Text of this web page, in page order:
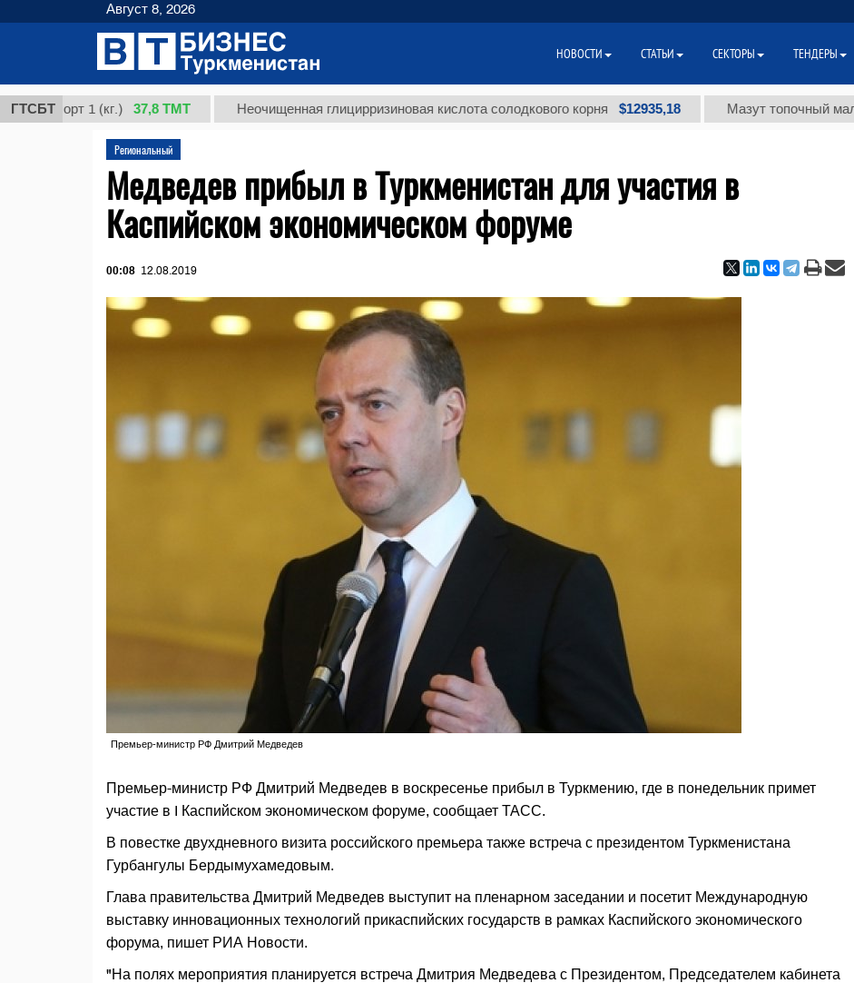
ГТСБТ
сорт 1 (кг.) 37,8 ТМТ Неочищенная глицирризиновая кислота солодкового корня $12935,18 Мазут топочный
Региональный
Медведев прибыл в Туркменистан для участия в
Каспийском экономическом форуме
00:08 12.08.2019
Премьер-министр РФ Дмитрий Медведев
Премьер-министр РФ Дмитрий Медведев в воскресенье прибыл в Туркмению, где в понедельник примет
участие в I Каспийском экономическом форуме, сообщает ТАСС.
В повестке двухдневного визита российского премьера также встреча с президентом Туркменистана
Гурбангулы Бердымухамедовым.
Глава правительства Дмитрий Медведев выступит на пленарном заседании и посетит Международную
выставку инновационных технологий прикаспийских государств в рамках Каспийского экономического
форума, пишет РИА Новости.
"На полях мероприятия планируется встреча Дмитрия Медведева с Президентом, Председателем кабинета
Август 8, 2026
НОВОСТИ СТАТЬИ СЕКТОРЫ ТЕНДЕРЫ